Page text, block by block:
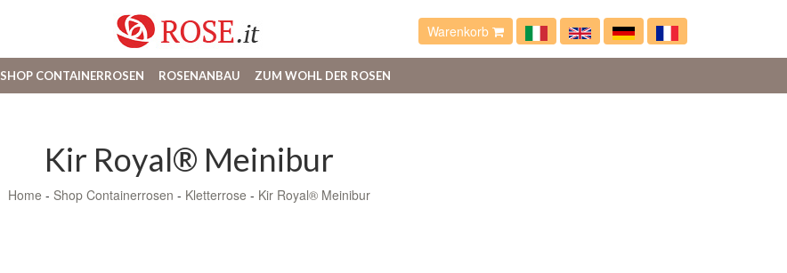
Warenkorb
SHOP CONTAINERROSEN ROSENANBAU ZUM WOHL DER ROSEN
Kir Royal® Meinibur
Home - Shop Containerrosen - Kletterrose - Kir Royal® Meinibur